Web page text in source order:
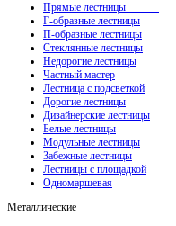
Прямые лестницы
Г-образные лестницы
П-образные лестницы
Стеклянные лестницы
Недорогие лестницы
Частный мастер
Лестница с подсветкой
Дорогие лестницы
Дизайнерские лестницы
Белые лестницы
Модульные лестницы
Забежные лестницы
Лестницы с площадкой
Одномаршевая
Металлические